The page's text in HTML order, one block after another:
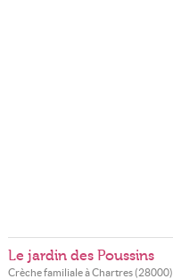
Le jardin des Poussins
Crèche familiale àChartres(28000)